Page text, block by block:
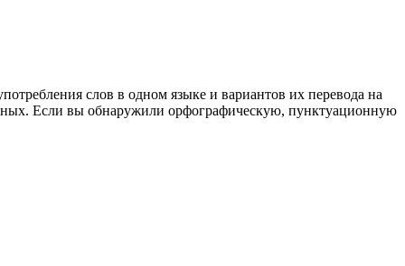
слов в одном языке и вариантов их перевода на
Если вы обнаружили орфографическую, пунктуационную